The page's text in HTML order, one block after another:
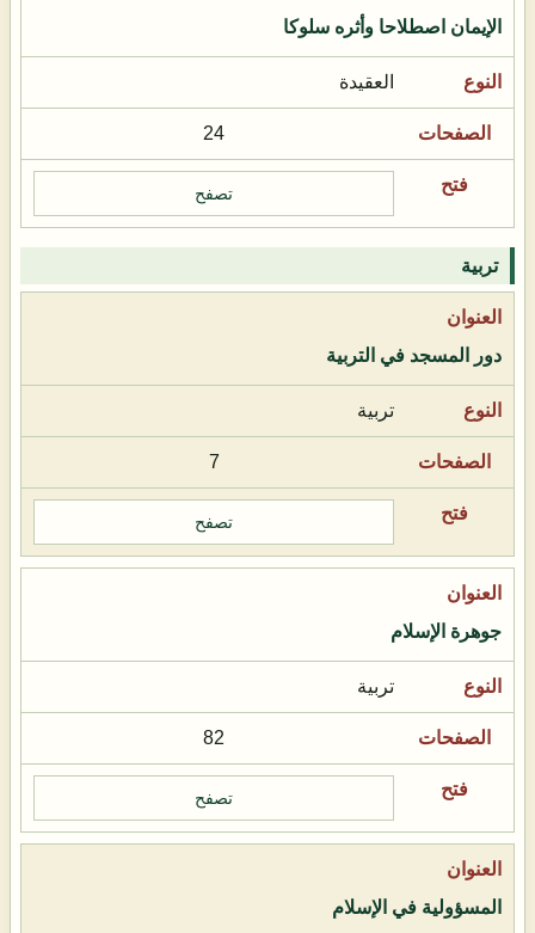
الإيمان اصطلاحا وأثره سلوكا
العقيدة
24
تصفح
تربية
دور المسجد في التربية
تربية
7
تصفح
جوهرة الإسلام
تربية
82
تصفح
المسؤولية في الإسلام